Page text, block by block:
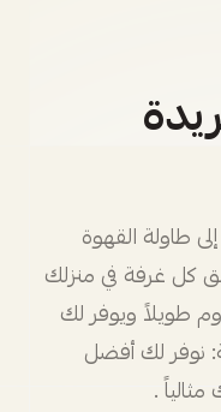
طاولة القهوة
كل غرفة في منزلك
طويلاً ويوفر لك
نوفر لك أفضل
.